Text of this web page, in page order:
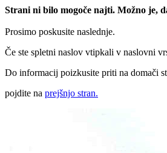
Strani ni bilo mogoče najti. Možno je,
Prosimo poskusite naslednje.
Če ste spletni naslov vtipkali v naslovni
Do informacij poizkusite priti na domači
pojdite na prejšnjo stran.